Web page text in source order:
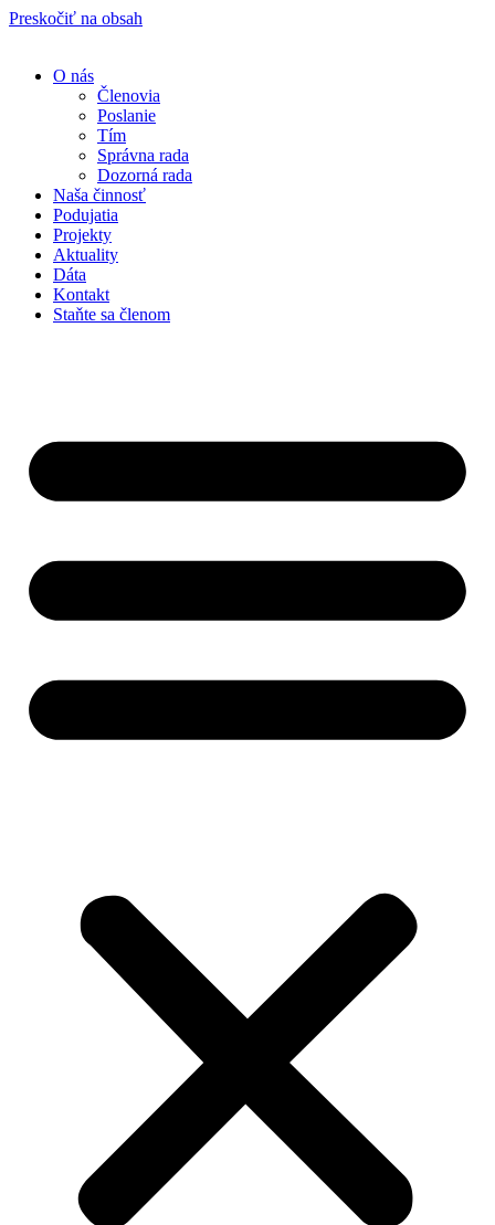
Preskočiť na obsah
O nás
Členovia
Poslanie
Tím
Správna rada
Dozorná rada
Naša činnosť
Podujatia
Projekty
Aktuality
Dáta
Kontakt
Staňte sa členom